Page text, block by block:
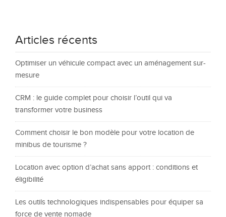
Articles récents
Optimiser un véhicule compact avec un aménagement sur-
mesure
CRM : le guide complet pour choisir l’outil qui va
transformer votre business
Comment choisir le bon modèle pour votre location de
minibus de tourisme ?
Location avec option d’achat sans apport : conditions et
éligibilité
Les outils technologiques indispensables pour équiper sa
force de vente nomade